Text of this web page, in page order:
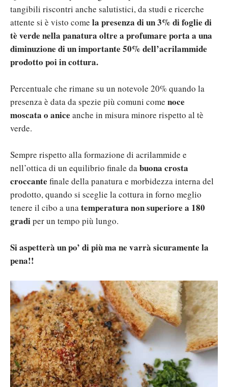
tangibili riscontri anche salutistici, da studi e ricerche
attente si è visto come la presenza di un 3% di foglie di
tè verde nella panatura oltre a profumare porta a una
diminuzione di un importante 50% dell’acrilammide
prodotto poi in cottura.
Percentuale che rimane su un notevole 20% quando la
presenza è data da spezie più comuni come noce
moscata o anice anche in misura minore rispetto al tè
verde.
Sempre rispetto alla formazione di acrilammide e
nell’ottica di un equilibrio finale dabuona crosta
croccante finale della panatura e morbidezza interna del
prodotto, quando si sceglie la cottura in forno meglio
tenere il cibo a unatemperatura non superiore a 180
gradiper un tempo più lungo.
Si aspetterà un po’ di più ma ne varrà sicuramente la
pena!!